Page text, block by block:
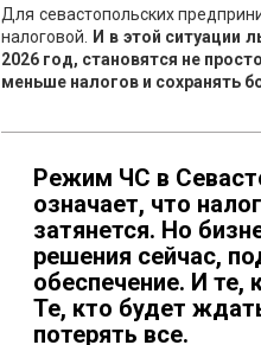
Для севастопольских
налоговой.
И в этой ситуации
2026 год, становятся не
меньше налогов и сохранять
Режим ЧС в
означает, что
затянется. Но
решения сейчас,
обеспечение. И те,
Те, кто будет
потерять все.